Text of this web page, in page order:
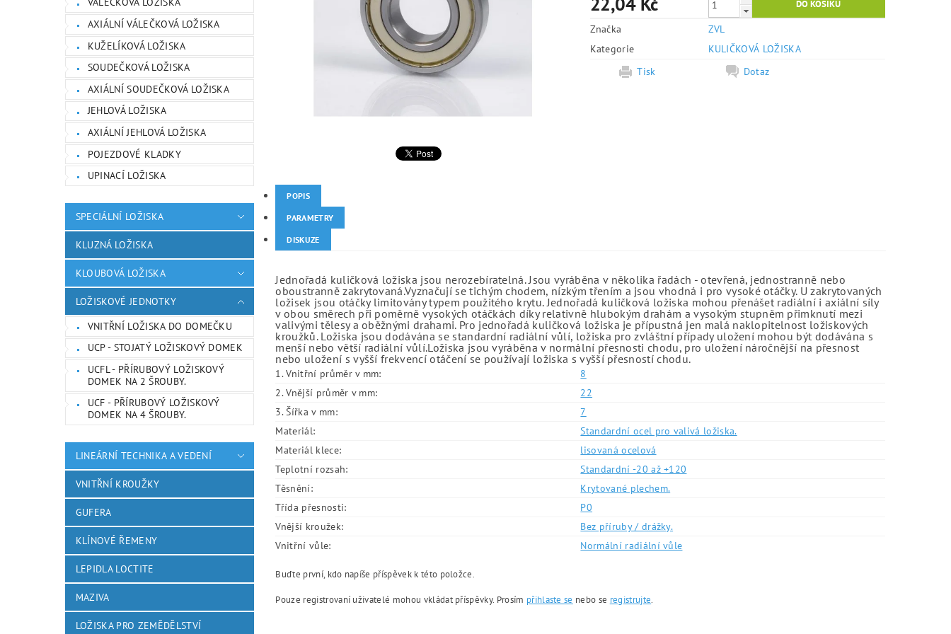
AXIÁLNÍ VÁLEČKOVÁ LOŽISKA
KUŽELÍKOVÁ LOŽISKA
SOUDEČKOVÁ LOŽISKA
AXIÁLNÍ SOUDEČKOVÁ LOŽISKA
JEHLOVÁ LOŽISKA
AXIÁLNÍ JEHLOVÁ LOŽISKA
POJEZDOVÉ KLADKY
UPINACÍ LOŽISKA
SPECIÁLNÍ LOŽISKA
KLUZNÁ LOŽISKA
KLOUBOVÁ LOŽISKA
LOŽISKOVÉ JEDNOTKY
VNITŘNÍ LOŽISKA DO DOMEČKU
UCP - STOJATÝ LOŽISKOVÝ DOMEK
UCFL - PŘÍRUBOVÝ LOŽISKOVÝ
DOMEK NA 2 ŠROUBY.
UCF - PŘÍRUBOVÝ LOŽISKOVÝ
DOMEK NA 4 ŠROUBY.
LINEÁRNÍ TECHNIKA A VEDENÍ
VNITŘNÍ KROUŽKY
GUFERA
KLÍNOVÉ ŘEMENY
LEPIDLA LOCTITE
MAZIVA
LOŽISKA PRO ZEMĚDĚLSTVÍ
Značka
ZVL
Kategorie
KULIČKOVÁ LOŽISKA
Tisk
Dotaz
POPIS
PARAMETRY
DISKUZE
Jednořadá kuličková ložiska jsou nerozebíratelná. Jsou vyráběna v několika řadách - otevřená, jednostranně nebo
oboustranně zakrytovaná.Vyznačují se tichým chodem, nízkým třením a jsou vhodná i pro vysoké otáčky. U zakrytovaných
ložisek jsou otáčky limitovány typem použitého krytu. Jednořadá kuličková ložiska mohou přenášet radiální i axiální síly
v obou směrech při poměrně vysokých otáčkách díky relativně hlubokým drahám a vysokým stupněm přimknutí mezi
valivými tělesy a oběžnými drahami. Pro jednořadá kuličková ložiska je přípustná jen malá naklopitelnost ložiskových
kroužků. Ložiska jsou dodávána se standardní radiální vůlí, ložiska pro zvláštní případy uložení mohou být dodávána s
menší nebo větší radiální vůlí.Ložiska jsou vyráběna v normální přesnosti chodu, pro uložení náročnější na přesnost
nebo uložení s vyšší frekvencí otáčení se používají ložiska s vyšší přesností chodu.
1. Vnitřní průměr v mm:
8
2. Vnější průměr v mm:
22
3. Šířka v mm:
7
Materiál:
Standardní ocel pro valivá ložiska.
Materiál klece:
lisovaná ocelová
Teplotní rozsah:
Standardní -20 až +120
Těsnění:
Krytované plechem.
Třída přesnosti:
P0
Vnější kroužek:
Bez příruby / drážky.
Vnitřní vůle:
Normální radiální vůle
Buďte první, kdo napíše příspěvek k této položce.
Pouze registrovaní uživatelé mohou vkládat příspěvky. Prosím přihlaste se nebo se registrujte.